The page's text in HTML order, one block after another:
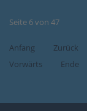
Seite 6 von 47
Anfang Zurück
Vorwärts
Ende